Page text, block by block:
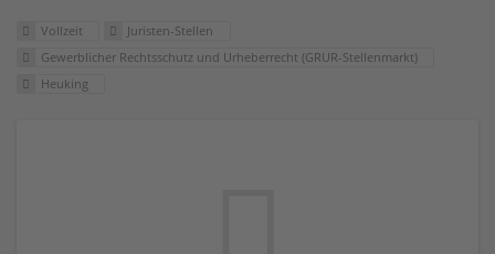
Vollzeit
Juristen-Stellen
Gewerblicher Rechtsschutz und Urheberrecht (GRUR-Stellenmarkt)
Heuking